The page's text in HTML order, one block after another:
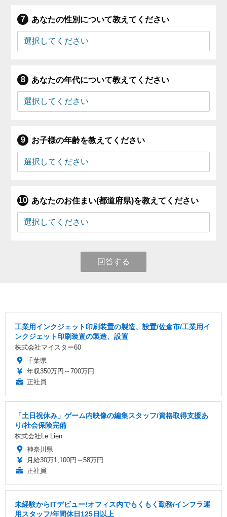
あなたの性別について教えてください
あなたの年代について教えてください
お子様の年齢を教えてください
あなたのお住まい(都道府県)を教えてください
回答する
工業用インクジェット印刷装置の製造、設置/佐倉市/工業用イ
ンクジェット印刷装置の製造、設置
株式会社マイスター60
千葉県
年収350万円～700万円
正社員
「土日祝休み」ゲーム内映像の編集スタッフ/資格取得支援あ
り/社会保険完備
株式会社Le Lien
神奈川県
月給30万1,100円～58万円
正社員
未経験からITデビュー!オフィス内でもくもく勤務/インフラ運
用スタッフ/年間休日125日以上